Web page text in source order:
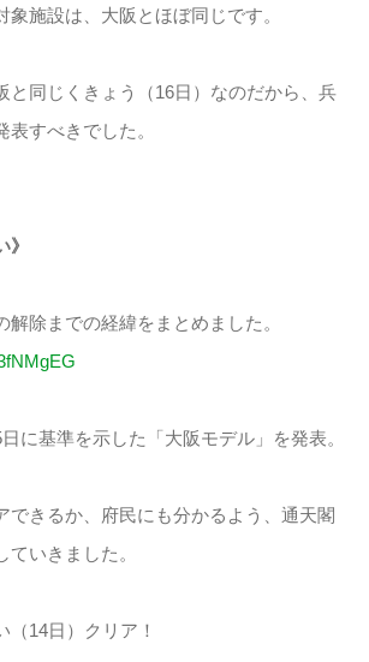
施設は、大阪とほぼ同じです。
同じくきょう（16日）なのだから、兵
すべきでした。
除までの経緯をまとめました。
に基準を示した「大阪モデル」を発表。
きるか、府民にも分かるよう、通天閣
いきました。
14日）クリア！